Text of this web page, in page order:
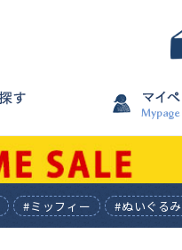
#ミッフィー #ぬいぐるみ